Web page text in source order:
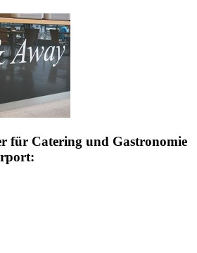
für Catering und Gastronomie